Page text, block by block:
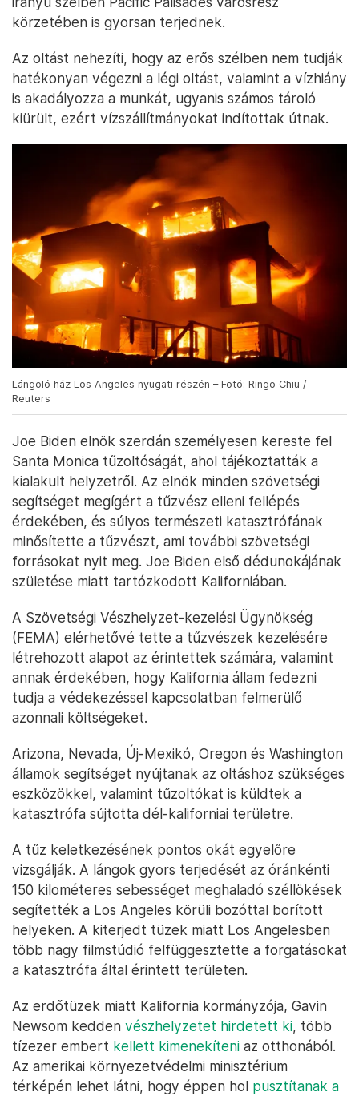
körzetében is gyorsan terjednek.
Az oltást nehezíti, hogy az erős szélben nem tudják
hatékonyan végezni a légi oltást, valamint a vízhiány
is akadályozza a munkát, ugyanis számos tároló
kiürült, ezért vízszállítmányokat indítottak útnak.
Lángoló ház Los Angeles nyugati részén – Fotó: Ringo Chiu /
Reuters
Joe Biden elnök szerdán személyesen kereste fel
Santa Monica tűzoltóságát, ahol tájékoztatták a
kialakult helyzetről. Az elnök minden szövetségi
segítséget megígért a tűzvész elleni fellépés
érdekében, és súlyos természeti katasztrófának
minősítette a tűzvészt, ami további szövetségi
forrásokat nyit meg. Joe Biden első dédunokájának
születése miatt tartózkodott Kaliforniában.
A Szövetségi Vészhelyzet-kezelési Ügynökség
(FEMA) elérhetővé tette a tűzvészek kezelésére
létrehozott alapot az érintettek számára, valamint
annak érdekében, hogy Kalifornia állam fedezni
tudja a védekezéssel kapcsolatban felmerülő
azonnali költségeket.
Arizona, Nevada, Új-Mexikó, Oregon és Washington
államok segítséget nyújtanak az oltáshoz szükséges
eszközökkel, valamint tűzoltókat is küldtek a
katasztrófa sújtotta dél-kaliforniai területre.
A tűz keletkezésének pontos okát egyelőre
vizsgálják. A lángok gyors terjedését az óránkénti
150 kilométeres sebességet meghaladó széllökések
segítették a Los Angeles körüli bozóttal borított
helyeken. A kiterjedt tüzek miatt Los Angelesben
több nagy filmstúdió felfüggesztette a forgatásokat
a katasztrófa által érintett területen.
Az erdőtüzek miatt Kalifornia kormányzója, Gavin
Newsom kedden vészhelyzetet hirdetett ki, több
tízezer embert kellett kimenekíteni az otthonából.
Az amerikai környezetvédelmi minisztérium
térképén lehet látni, hogy éppen hol pusztítanak a